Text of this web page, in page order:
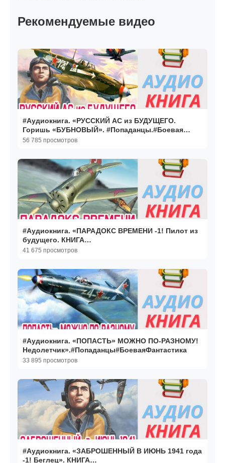
Рекомендуемые видео
#Аудиокнига. «РУССКИЙ АС из БУДУЩЕГО.
Горишь «БУБНОВЫЙ». #Попаданцы.#Боевая
Фантастика
56 785 просмотров
#Аудиокнига. «ПАРАДОКС ВРЕМЕНИ -1! Пилот из
будущего. КНИГА
1.#Попаданцы.#БоеваяФантастика
41 675 просмотров
#Аудиокнига. «ПОПАСТЬ» МОЖНО ПО-РАЗНОМУ!
Недолетчик».#Попаданцы#БоеваяФантастика
33 895 просмотров
#Аудиокнига. «ЗАБРОШЕННЫЙ В ИЮНЬ 1941 года
-1! Беглец». КНИГА